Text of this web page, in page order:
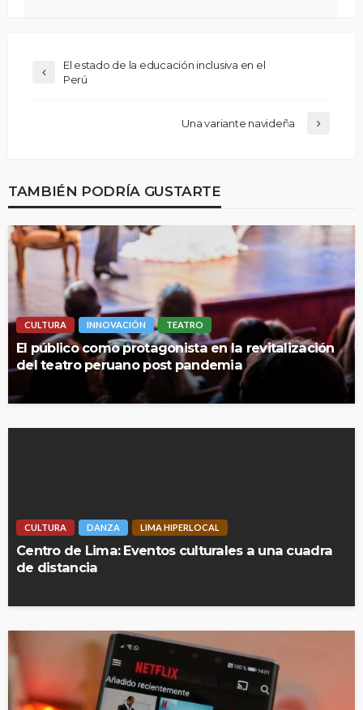
El estado de la educación inclusiva en el
Perú
Una variante navideña
TAMBIÉN PODRÍA GUSTARTE
CULTURA INNOVACIÓN TEATRO
El público como protagonista en la revitalización
del teatro peruano post pandemia
CULTURA DANZA LIMA HIPERLOCAL
Centro de Lima: Eventos culturales a una cuadra
de distancia